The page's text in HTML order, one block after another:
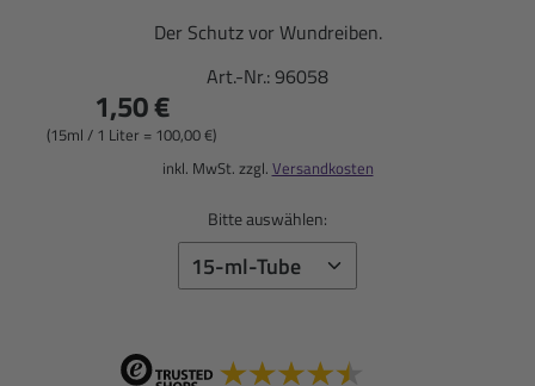
Der Schutz vor Wundreiben.
Art.-Nr.:96058
1,50 €
(15ml / 1 Liter = 100,00 €)
inkl. MwSt. zzgl. Versandkosten
Bitte auswählen: